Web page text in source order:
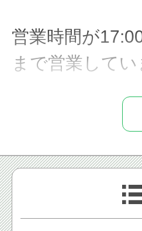
営業時間が
まで営業してい
ベルギー等国
出来ます。
大山どりを使
充実の品揃え